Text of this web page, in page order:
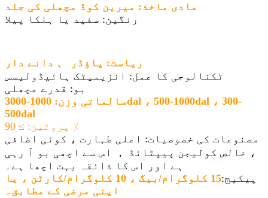
مادی ماخذ: میرین کوڈ مچھلی کی جلد
رنگین: سفید یا ہلکا پیلا
ریاست: پاؤڈر 、 دانے دار
ٹکنالوجی کا عمل: انزیمیٹک ہائیڈولیسس
بو: قدرے مچھلی
سالماتی وزن: 1000-3000dal ، 500-1000dal ، 300-
500dal
پروٹین: ≥ 90 ٪
مصنوعات کی خصوصیات: اعلی طہارت ، کوئی اضافی
، خالص کولیجن پیپٹائڈ ， اس سے اچھی بو آ رہی
ہے اور اس کا ذائقہ بہت اچھا ہے۔
پیکیج:
15 کلوگرام/بیگ ، 10 کلوگرام/کارٹن ، یا
اپنی مرضی کے مطابق۔